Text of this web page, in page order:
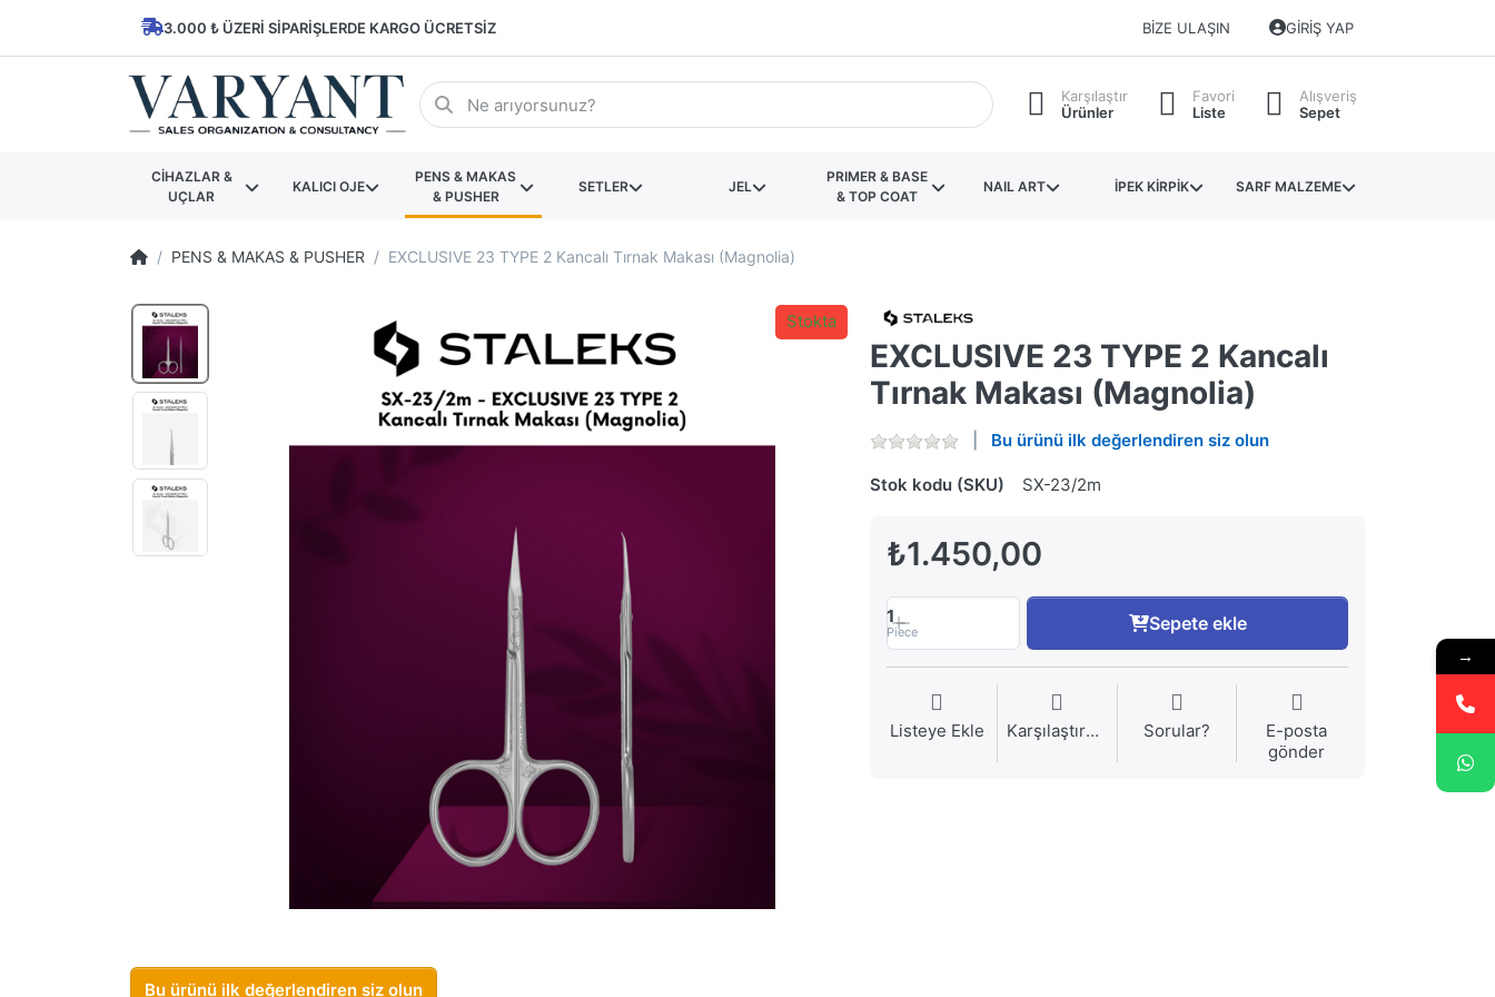
3.000 ₺ ÜZERI SIPARIŞLERDE KARGO ÜCRETSIZ BIZE ULAŞIN GIRIŞ YAP
Karşılaştır
Ürünler
Favori
Liste
Alışveriş
Sepet
CİHAZLAR &
UÇLAR
KALICI OJE
PENS & MAKAS
& PUSHER
SETLER JEL
PRIMER & BASE
& TOP COAT
NAIL ART İPEK KİRPİK SARF MALZEME
PENS & MAKAS & PUSHER EXCLUSIVE 23 TYPE 2 Kancalı Tırnak Makası (Magnolia)
EXCLUSIVE 23 TYPE 2 Kancalı
Tırnak Makası (Magnolia)
Bu ürünü ilk değerlendiren siz olun
Stok kodu (SKU) SX-23/2m
₺1.450,00
Stokta
1
Piece Sepete ekle
Listeye Ekle Karşılaştırma Sorular?
E-posta
gönder
Bu ürünü ilk değerlendiren siz olun
→